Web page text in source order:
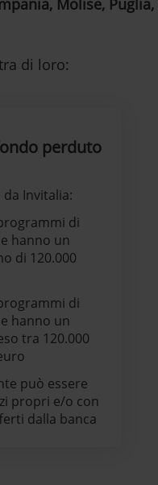
Molise,
di loro:
perduto
Invitalia:
di
hanno un
di 120.000
di
hanno un
tra 120.000
può essere
propri e/o con
dalla banca